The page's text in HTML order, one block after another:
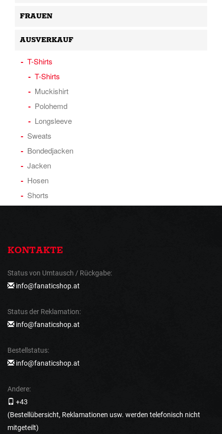
FRAUEN
AUSVERKAUF
T-Shirts
T-Shirts
Muckishirt
Polohemd
Longsleeve
Sweats
Bondedjacken
Jacken
Hosen
Shorts
KONTAKTE
Status von Umtausch / Rückgabe:
info@fanaticshop.at
Status der Reklamation:
info@fanaticshop.at
Bestellstatus:
info@fanaticshop.at
Andere:
+43
(Bestellübersicht, Reklamationen usw. werden telefonisch nicht
mitgeteilt)